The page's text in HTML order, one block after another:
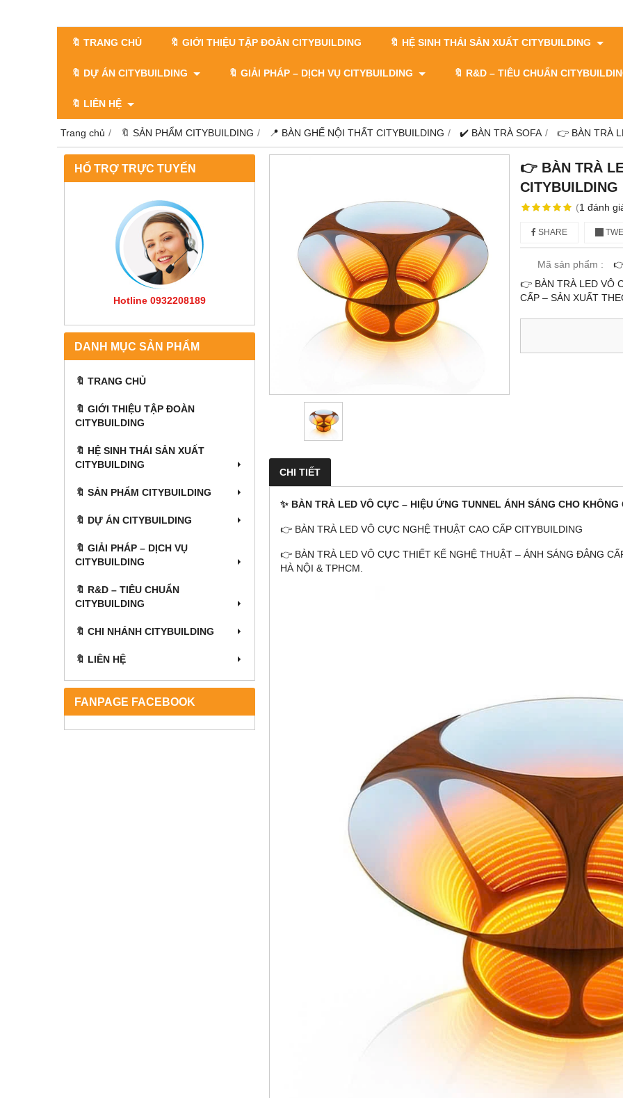
🔖 TRANG CHỦ 🔖 GIỚI THIỆU TẬP ĐOÀN CITYBUILDING 🔖 HỆ SINH THÁI SẢN XUẤT CITYBUILDING
🔖 DỰ ÁN CITYBUILDING 🔖 GIẢI PHÁP – DỊCH VỤ CITYBUILDING 🔖​​​​​​​ R&D – TIÊU CHUẨN
🔖 LIÊN HỆ
Trang chủ 🔖 SẢN PHẨM CITYBUILDING 📍 BÀN GHẾ NỘI THẤT CITYBUILDING ✔️ BÀN TRÀ SOFA 👉 BÀN TRÀ
HỔ TRỢ TRỰC TUYẾN
Hotline 0932208189
DANH MỤC SẢN PHẨM
🔖 TRANG CHỦ
🔖 GIỚI THIỆU TẬP ĐOÀN
CITYBUILDING
🔖 HỆ SINH THÁI SẢN XUẤT
CITYBUILDING
🔖 SẢN PHẨM CITYBUILDING
🔖 DỰ ÁN CITYBUILDING
🔖 GIẢI PHÁP – DỊCH VỤ
CITYBUILDING
🔖​​​​​​​ R&D – TIÊU CHUẨN
CITYBUILDING
🔖 CHI NHÁNH CITYBUILDING
🔖 LIÊN HỆ
FANPAGE FACEBOOK
👉 BÀN TRÀ
CITYBUILDING
(1 đánh
SHARE
Mã sản phẩm :
👉 BÀN TRÀ LED VÔ
CẤP – SẢN XUẤT
CHI TIẾT
✨ BÀN TRÀ LED VÔ CỰC – HIỆU ỨNG TUNNEL ÁNH SÁNG CHO
👉 BÀN TRÀ LED VÔ CỰC NGHỆ THUẬT CAO CẤP CITYBUILDING
👉 BÀN TRÀ LED VÔ CỰC THIẾT KẾ NGHỆ THUẬT – ÁNH SÁNG ĐẲNG
HÀ NỘI & TPHCM.